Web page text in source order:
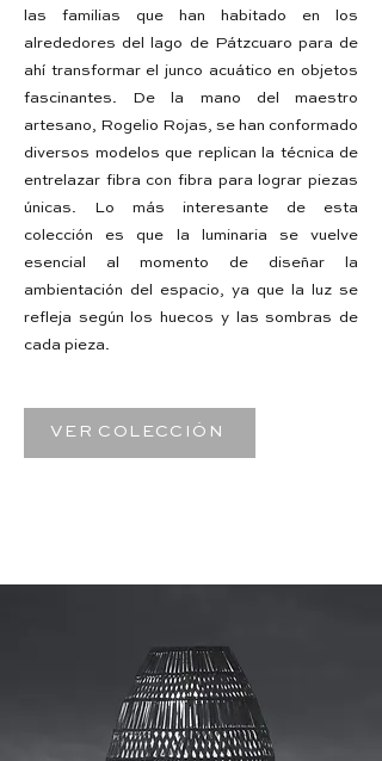
las familias que han habitado en los
alrededores del lago de Pátzcuaro para de
ahí transformar el junco acuático en objetos
fascinantes. De la mano del maestro
artesano, Rogelio Rojas, se han conformado
diversos modelos que replican la técnica de
entrelazar fibra con fibra para lograr piezas
únicas. Lo más interesante de esta
colección es que la luminaria se vuelve
esencial al momento de diseñar la
ambientación del espacio, ya que la luz se
refleja según los huecos y las sombras de
cada pieza.
VER COLECCIÓN